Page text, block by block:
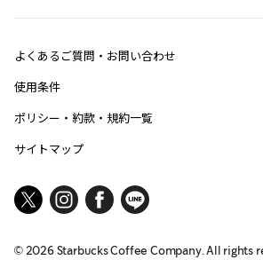
よくあるご質問・お問い合わせ
使用条件
ポリシー・約款・規約一覧
サイトマップ
© 2026Starbucks Coffee Company. All rights